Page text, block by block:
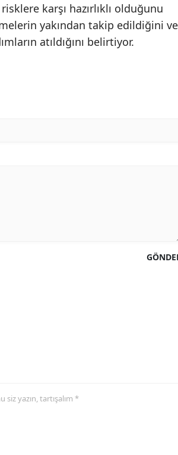
karşı hazırlıklı olduğunu
yakından takip edildiğini ve
atıldığını belirtiyor.
yazın, tartışalım *